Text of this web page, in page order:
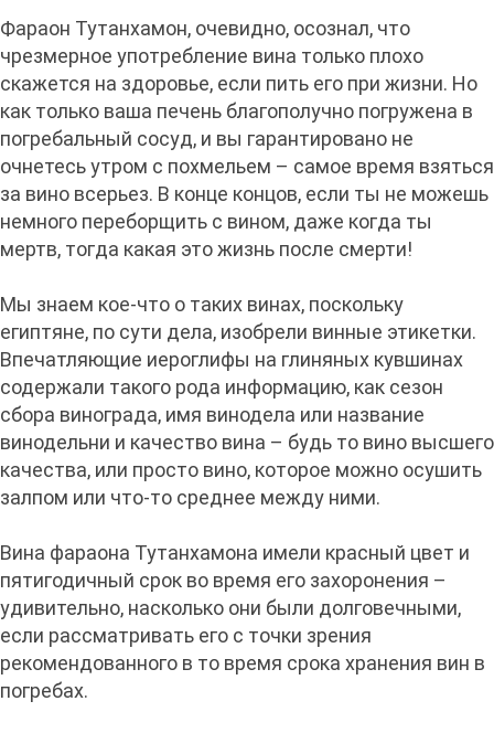
Фараон Тутанхамон, очевидно, осознал, что
чрезмерное употребление вина только плохо
скажется на здоровье, если пить его при жизни. Но
как только ваша печень благополучно погружена в
погребальный сосуд, и вы гарантировано не
очнетесь утром с похмельем – самое время взяться
за вино всерьез. В конце концов, если ты не можешь
немного переборщить с вином, даже когда ты
мертв, тогда какая это жизнь после смерти!
Мы знаем кое-что о таких винах, поскольку
египтяне, по сути дела, изобрели винные этикетки.
Впечатляющие иероглифы на глиняных кувшинах
содержали такого рода информацию, как сезон
сбора винограда, имя винодела или название
винодельни и качество вина – будь то вино высшего
качества, или просто вино, которое можно осушить
залпом или что-то среднее между ними.
Вина фараона Тутанхамона имели красный цвет и
пятигодичный срок во время его захоронения –
удивительно, насколько они были долговечными,
если рассматривать его с точки зрения
рекомендованного в то время срока хранения вин в
погребах.